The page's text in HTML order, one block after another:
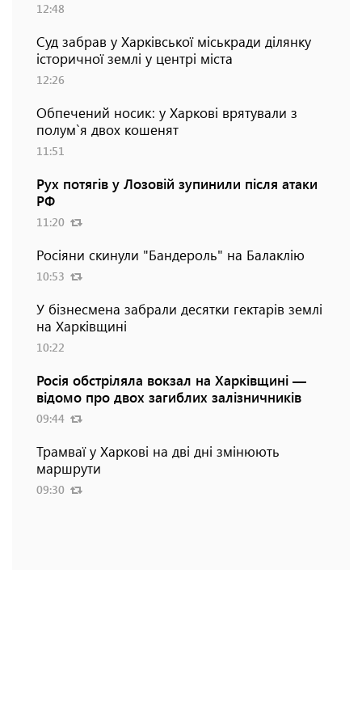
12:48
Суд забрав у Харківської міськради ділянку
історичної землі у центрі міста
12:26
Обпечений носик: у Харкові врятували з
полум`я двох кошенят
11:51
Рух потягів у Лозовій зупинили після атаки
РФ
11:20
Росіяни скинули "Бандероль" на Балаклію
10:53
У бізнесмена забрали десятки гектарів землі
на Харківщині
10:22
Росія обстріляла вокзал на Харківщині —
відомо про двох загиблих залізничників
09:44
Трамваї у Харкові на дві дні змінюють
маршрути
09:30